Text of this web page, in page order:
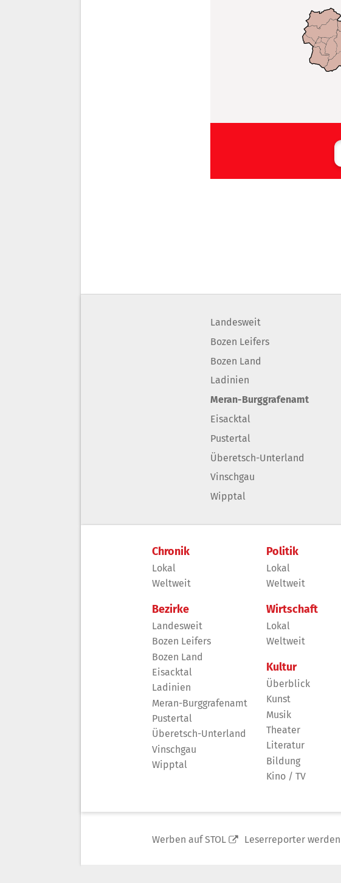
Landesweit
Bozen Leifers
Bozen Land
Ladinien
Meran-Burggrafenamt
Eisacktal
Pustertal
Überetsch-Unterland
Vinschgau
Wipptal
Chronik
Lokal
Weltweit
Bezirke
Landesweit
Bozen Leifers
Bozen Land
Eisacktal
Ladinien
Meran-Burggrafenamt
Pustertal
Überetsch-Unterland
Vinschgau
Wipptal
Politik
Lokal
Weltweit
Wirtschaft
Lokal
Weltweit
Kultur
Überblick
Kunst
Musik
Theater
Literatur
Bildung
Kino / TV
Werben auf STOL Leserreporter werden